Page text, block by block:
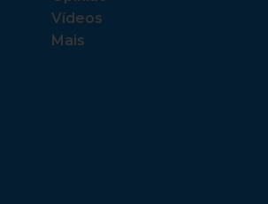
Vídeos
Mais